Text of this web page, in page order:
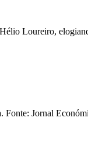
Loureiro,
Fonte: Jornal